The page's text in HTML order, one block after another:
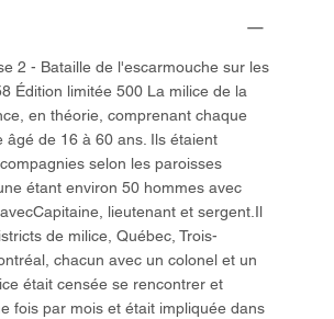
2 - Bataille de l'escarmouche sur les
Édition limitée 500 La milice de la
en théorie, comprenant chaque
âgé de 16 à 60 ans. Ils étaient
selon les paroisses
étant environ 50 hommes avec
lieutenant et sergent.Il
de milice, Québec, Trois-
chacun avec un colonel et un
était censée se rencontrer et
fois par mois et était impliquée dans